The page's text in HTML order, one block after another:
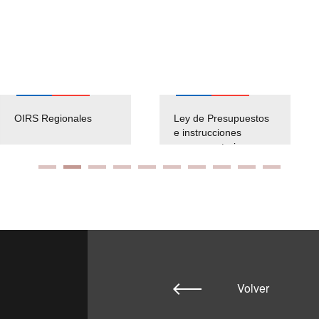
Ley de Presupuestos
e instrucciones
Volver